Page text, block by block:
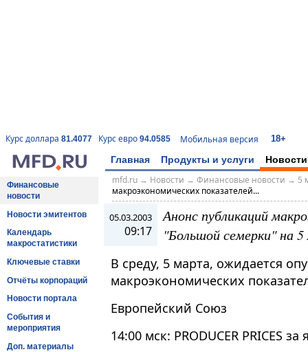
Курс доллара 81.4077 Курс евро 94.0585 Мобильная версия 18+
Главная Продукты и услуги Новости
Финансовые
новости
Новости эмитентов
Календарь
макростатистики
Ключевые ставки
Отчёты корпораций
Новости портала
События и
мероприятия
Доп. материалы
mfd.ru→ Новости → Финансовые новости → 5
макроэкономических показателей...
05.03.2003
09:17
Анонс публикаций
"Большой семерки" на
В среду, 5 марта, ожидается
макроэкономических
Европейский Союз
14:00 мск: PRODUCER PRICES за